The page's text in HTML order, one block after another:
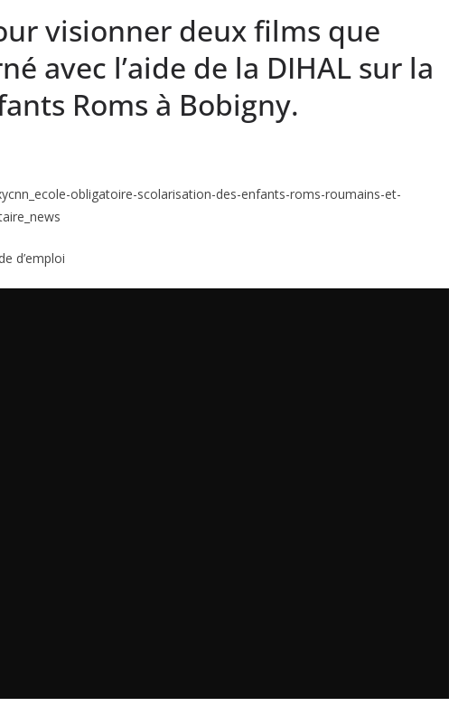
visionner deux films que
avec l’aide de la DIHAL sur la
Roms à Bobigny.
obligatoire-scolarisation-des-enfants-roms-roumains-et-
d’emploi